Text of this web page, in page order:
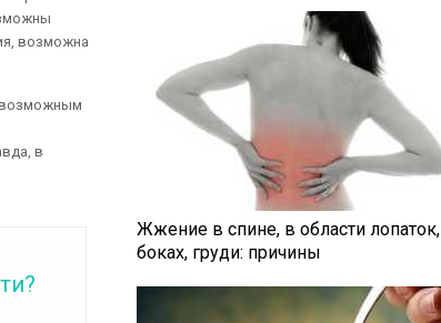
возможна
возможным
в
Жжение в спине, в области лопаток,
боках, груди: причины